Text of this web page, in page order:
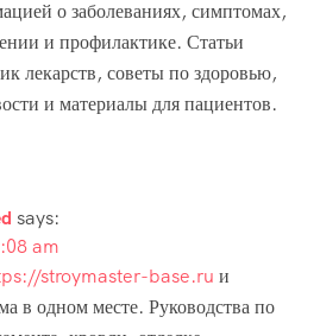
о заболеваниях, симптомах,
и профилактике. Статьи
лекарств, советы по здоровью,
и материалы для пациентов.
says:
am
stroymaster-base.ru и
в одном месте. Руководства по